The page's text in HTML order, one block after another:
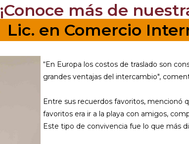
¡Conoce más de
Lic. en Comercio
“En Europa los costos de traslado son
grandes ventajas del intercambio",
Entre sus recuerdos favoritos, mencionó
favoritos era ir a la playa con amigos,
Este tipo de convivencia fue lo que más